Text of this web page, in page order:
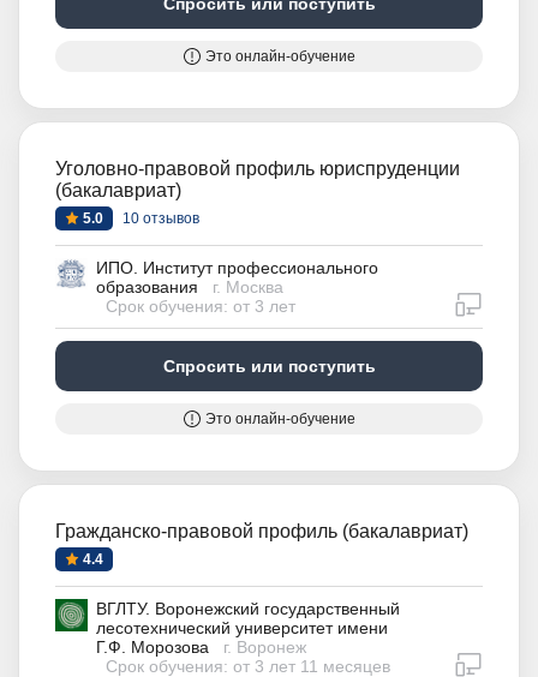
Это онлайн-обучение
Уголовно-правовой профиль юриспруденции
(бакалавриат)
5.0 10 отзывов
ИПО. Институт профессионального
образования
г. Москва
Срок обучения: от 3 лет
Спросить или поступить
Это онлайн-обучение
Гражданско-правовой профиль (бакалавриат)
4.4
ВГЛТУ. Воронежский государственный
лесотехнический университет имени
Г.Ф. Морозова
г. Воронеж
Срок обучения: от 3 лет 11 месяцев